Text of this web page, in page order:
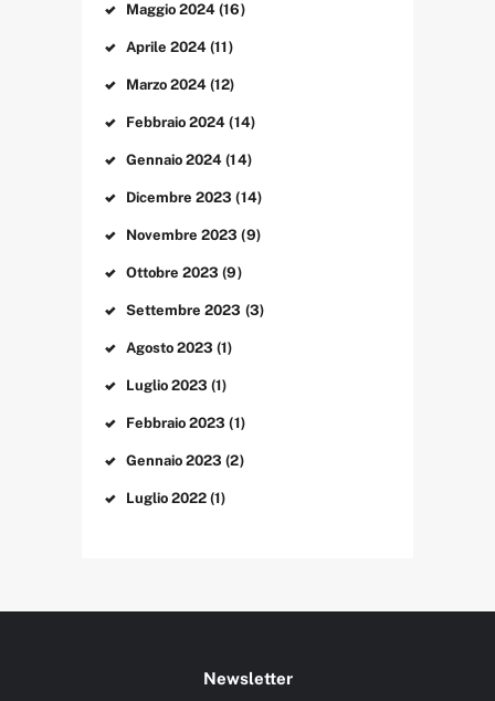
Maggio 2024 (16)
Aprile 2024 (11)
Marzo 2024 (12)
Febbraio2024 (14)
Gennaio2024 (14)
Dicembre2023 (14)
Novembre2023 (9)
Ottobre2023 (9)
Settembre2023 (3)
Agosto 2023 (1)
Luglio 2023 (1)
Febbraio2023 (1)
Gennaio2023 (2)
Luglio 2022 (1)
Newsletter